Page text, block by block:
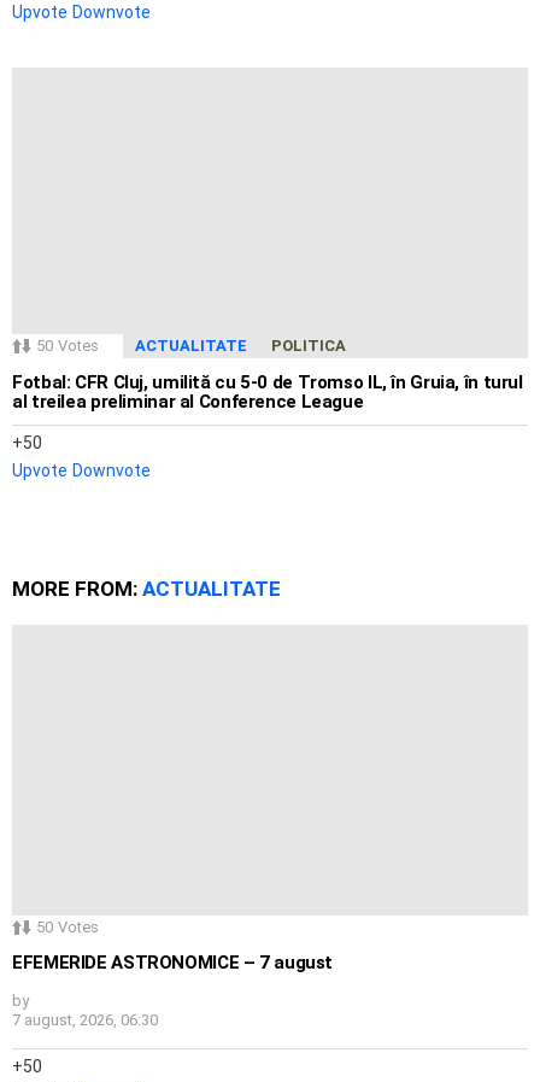
Upvote Downvote
50 Votes ACTUALITATE POLITICA
Fotbal: CFR Cluj, umilită cu 5-0 de Tromso IL, în Gruia, în turul
al treilea preliminar al Conference League
50
Upvote Downvote
MORE FROM: ACTUALITATE
50 Votes
EFEMERIDE ASTRONOMICE – 7 august
by
7 august, 2026, 06:30
50